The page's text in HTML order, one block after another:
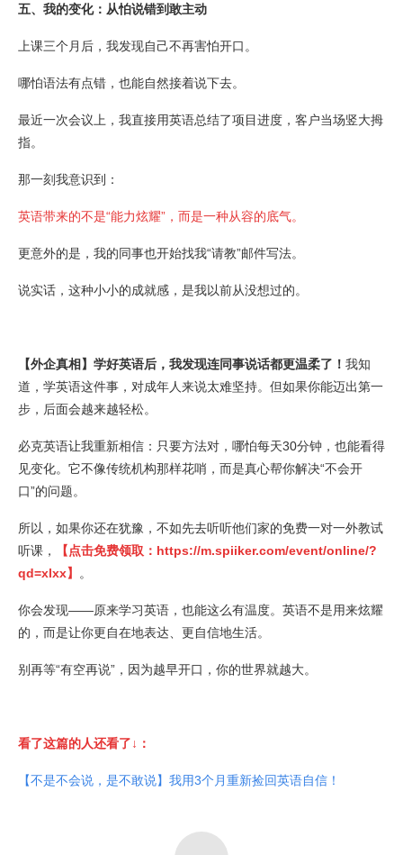
五、我的变化：从怕说错到敢主动
上课三个月后，我发现自己不再害怕开口。
哪怕语法有点错，也能自然接着说下去。
最近一次会议上，我直接用英语总结了项目进度，客户当场竖大拇
指。
那一刻我意识到：
英语带来的不是“能力炫耀”，而是一种从容的底气。
更意外的是，我的同事也开始找我“请教”邮件写法。
说实话，这种小小的成就感，是我以前从没想过的。
【外企真相】学好英语后，我发现连同事说话都更温柔了！ 我知
道，学英语这件事，对成年人来说太难坚持。但如果你能迈出第一
步，后面会越来越轻松。
必克英语让我重新相信：只要方法对，哪怕每天30分钟，也能看得
见变化。它不像传统机构那样花哨，而是真心帮你解决“不会开
口”的问题。
所以，如果你还在犹豫，不如先去听听他们家的免费一对一外教试
听课，
【点击免费领取： https://m.spiiker.com/event/online/?
qd=xlxx】 。
你会发现——原来学习英语，也能这么有温度。英语不是用来炫耀
的，而是让你更自在地表达、更自信地生活。
别再等“有空再说”，因为越早开口，你的世界就越大。
看了这篇的人还看了↓：
【不是不会说，是不敢说】我用3个月重新捡回英语自信！